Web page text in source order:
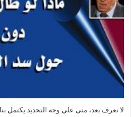
لا نعرف بعد، متى على وجه التحديد يكتمل